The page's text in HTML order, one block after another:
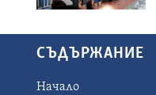
СЪДЪРЖАНИЕ
Начало